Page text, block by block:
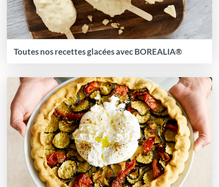
Toutes nos recettes glacées avec BOREALIA®